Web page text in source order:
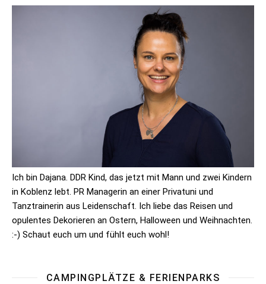
Ich bin Dajana. DDR Kind, das jetzt mit Mann und zwei Kindern
in Koblenz lebt. PR Managerin an einer Privatuni und
Tanztrainerin aus Leidenschaft. Ich liebe das Reisen und
opulentes Dekorieren an Ostern, Halloween und Weihnachten.
:-) Schaut euch um und fühlt euch wohl!
CAMPINGPLÄTZE & FERIENPARKS